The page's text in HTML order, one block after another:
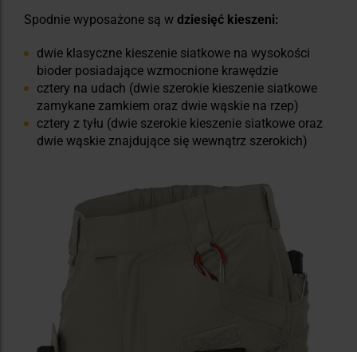
Spodnie wyposażone są w dziesięć kieszeni:
dwie klasyczne kieszenie siatkowe na wysokości
bioder posiadające wzmocnione krawędzie
cztery na udach (dwie szerokie kieszenie siatkowe
zamykane zamkiem oraz dwie wąskie na rzep)
cztery z tyłu (dwie szerokie kieszenie siatkowe oraz
dwie wąskie znajdujące się wewnątrz szerokich)